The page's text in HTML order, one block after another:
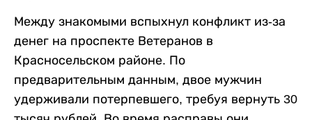
Между знакомыми вспыхнул конфликт из-за
денег на проспекте Ветеранов в
Красносельском районе. По
предварительным данным, двое мужчин
удерживали потерпевшего, требуя вернуть 30